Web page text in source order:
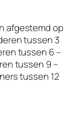
afgestemd op
tussen 3
tussen 6 –
tussen 9 –
tussen 12